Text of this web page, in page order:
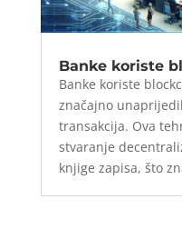
Banke koriste
Banke koriste
značajno
transakcija. Ova
stvaranje
knjige zapisa, što